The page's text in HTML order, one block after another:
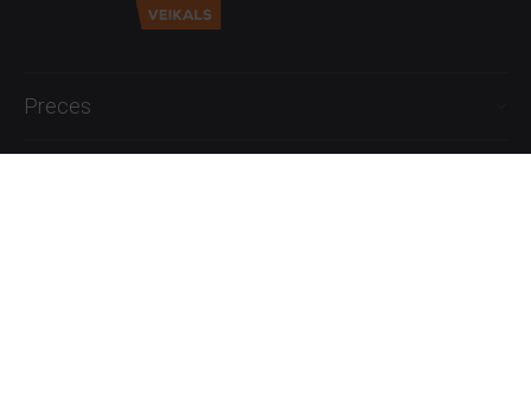
Preces